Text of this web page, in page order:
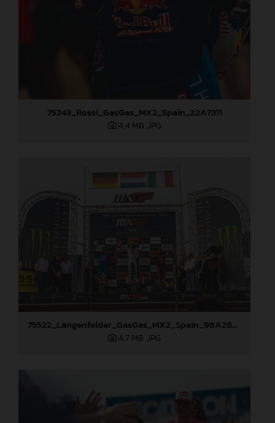
75243_Rossi_GasGas_MX2_Spain_22A7311
4,4 MB .JPG
75522_Längenfelder_GasGas_MX2_Spain_96A2860
4,7 MB .JPG